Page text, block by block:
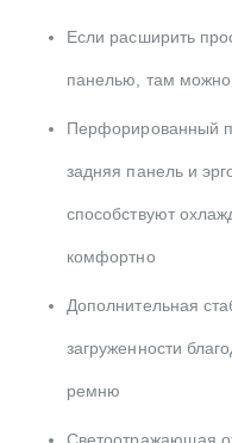
Если расширить
панелью, там можно
Перфорированный
задняя панель и
способствуют
комфортно
Дополнительная
загруженности
ремню